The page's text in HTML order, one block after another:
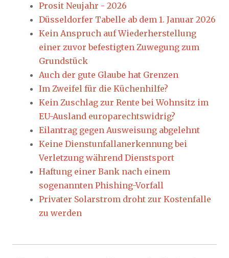
Prosit Neujahr - 2026
Düsseldorfer Tabelle ab dem 1. Januar 2026
Kein Anspruch auf Wiederherstellung
einer zuvor befestigten Zuwegung zum
Grundstück
Auch der gute Glaube hat Grenzen
Im Zweifel für die Küchenhilfe?
Kein Zuschlag zur Rente bei Wohnsitz im
EU-Ausland europarechtswidrig?
Eilantrag gegen Ausweisung abgelehnt
Keine Dienstunfallanerkennung bei
Verletzung während Dienstsport
Haftung einer Bank nach einem
sogenannten Phishing-Vorfall
Privater Solarstrom droht zur Kostenfalle
zu werden